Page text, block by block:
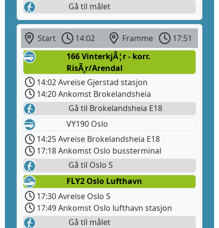
Gå til målet
Start 14:02 Framme
17:51
166 VinterkjÃ¦r - korr.
RisÃ¸r/Arendal
14:02 Avreise Gjerstad stasjon
14:20 Ankomst Brokelandsheia
Gå til Brokelandsheia E18
VY190 Oslo
14:25 Avreise Brokelandsheia E18
17:18 Ankomst Oslo bussterminal
Gå til Oslo S
FLY2 Oslo Lufthavn
17:30 Avreise Oslo S
17:49 Ankomst Oslo lufthavn stasjon
Gå til målet